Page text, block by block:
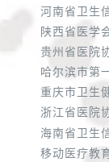
河南省卫生
陕西省医学
贵州省医院
哈尔滨市第
重庆市卫生
浙江省医院
海南省卫生
移动医疗教